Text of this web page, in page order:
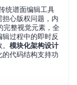
统谱面编辑工具
心版权问题，内
完整视觉元素，全
辑过程中的即时反
模块化架构设计
代码结构支持功